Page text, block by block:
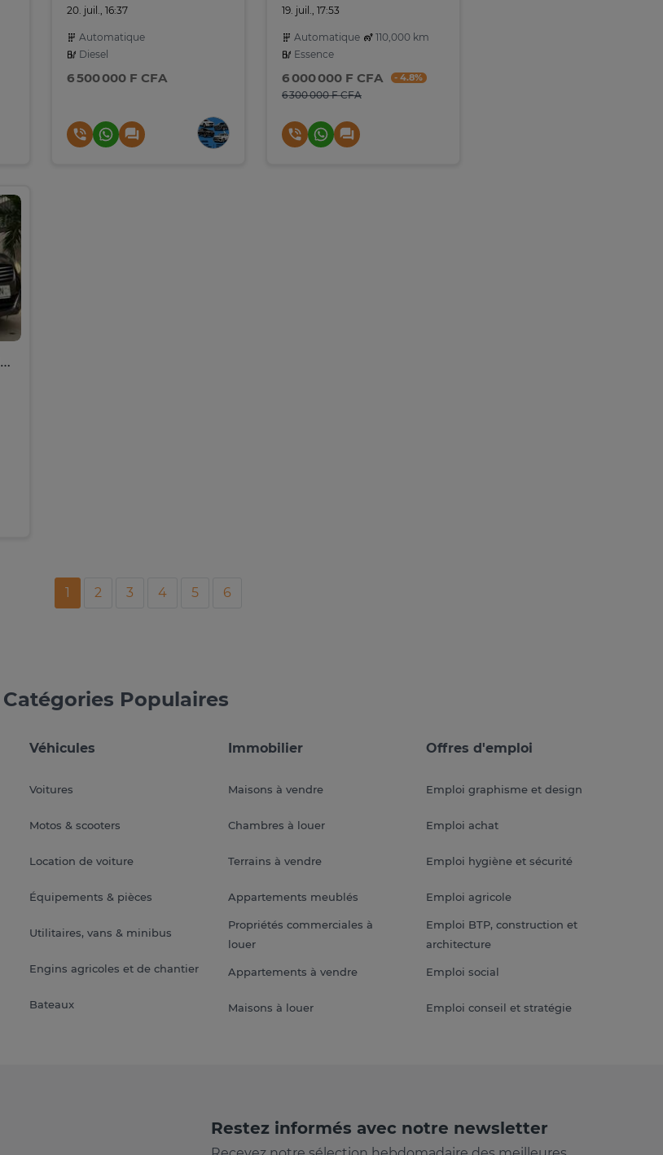
20. juil., 16:37
Automatique
Diesel
6 500 000 F CFA
19. juil., 17:53
Automatique
110,000 km
Essence
6 000 000 F CFA - 4.8%
6 300 000 F CFA
Suzuki Ciaz Essence Marron Confort Urbain
1 2 3 4 5 6
Catégories Populaires
Véhicules
Voitures
Motos & scooters
Location de voiture
Équipements & pièces
Utilitaires, vans & minibus
Engins agricoles et de chantier
Bateaux
Immobilier
Maisons à vendre
Chambres à louer
Terrains à vendre
Appartements meublés
Propriétés commerciales à
louer
Appartements à vendre
Maisons à louer
Offres d'emploi
Emploi graphisme et design
Emploi achat
Emploi hygiène et sécurité
Emploi agricole
Emploi BTP, construction et
architecture
Emploi social
Emploi conseil et stratégie
Restez informés avec notre newsletter